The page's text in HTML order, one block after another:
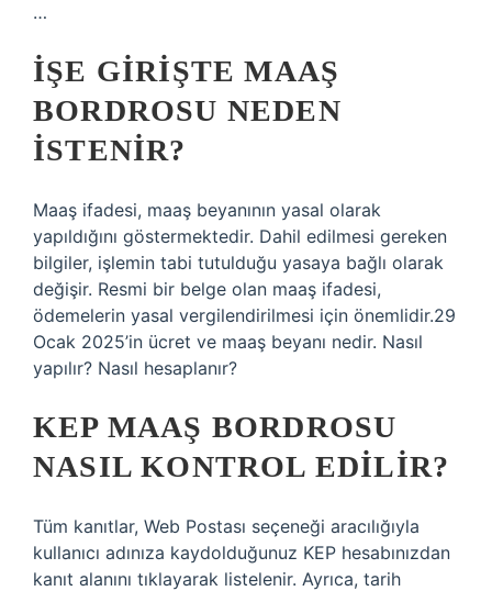
…
İŞE GIRIŞTE MAAŞ
BORDROSU NEDEN
ISTENIR?
Maaş ifadesi, maaş beyanının yasal olarak
yapıldığını göstermektedir. Dahil edilmesi gereken
bilgiler, işlemin tabi tutulduğu yasaya bağlı olarak
değişir. Resmi bir belge olan maaş ifadesi,
ödemelerin yasal vergilendirilmesi için önemlidir.29
Ocak 2025’in ücret ve maaş beyanı nedir. Nasıl
yapılır? Nasıl hesaplanır?
KEP MAAŞ BORDROSU
NASIL KONTROL EDILIR?
Tüm kanıtlar, Web Postası seçeneği aracılığıyla
kullanıcı adınıza kaydolduğunuz KEP hesabınızdan
kanıt alanını tıklayarak listelenir. Ayrıca, tarih